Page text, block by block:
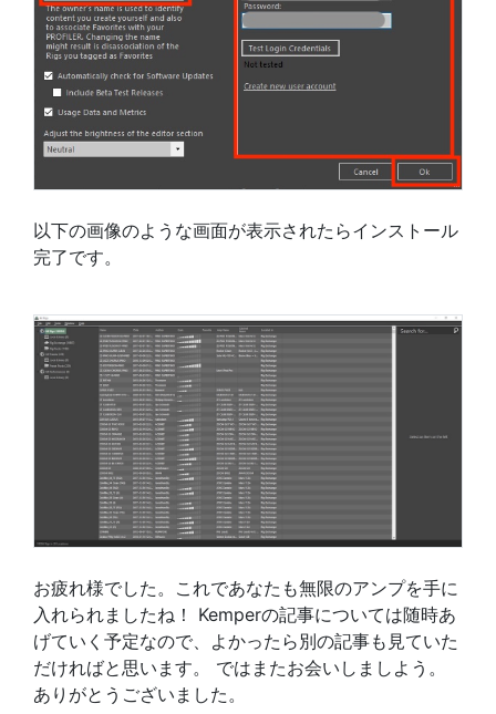
以下の画像のような画面が表示されたらインストール
完了です。
お疲れ様でした。これであなたも無限のアンプを手に
入れられましたね！ Kemperの記事については随時あ
げていく予定なので、よかったら別の記事も見ていた
だければと思います。 ではまたお会いしましよう。
ありがとうございました。